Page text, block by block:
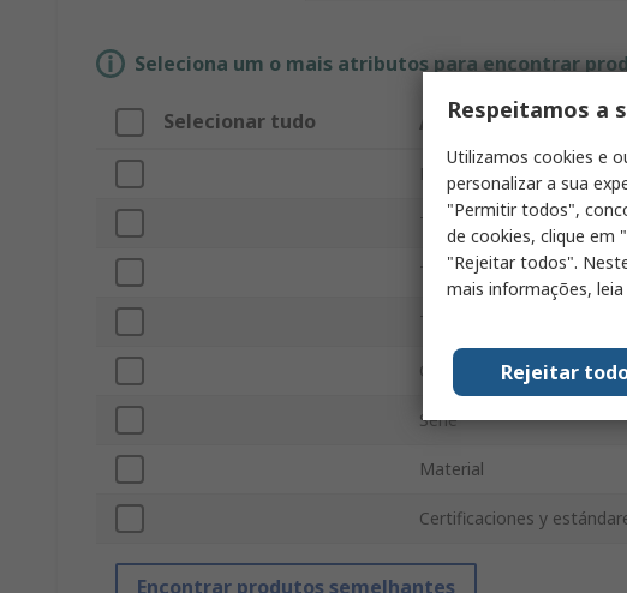
Seleciona um o mais atributos para encontrar
Selecionar tudo Atributo
Marca
Tipo de producto
Tipo de accesorio
Tamaño
Color
Serie
Material
Certificaciones y
Encontrar produtos semelhantes
Respeitamos a
Utilizamos cookies e
personalizar a sua
"Permitir todos",
de cookies, clique em
"Rejeitar todos".
mais informações, leia
Rejeitar